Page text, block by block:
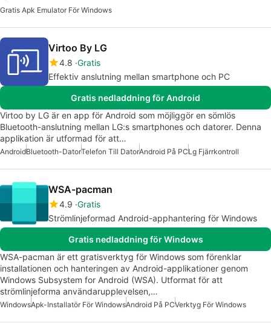
Gratis Apk Emulator För Windows
Virtoo By LG
4.8 Gratis
Effektiv anslutning mellan smartphone och PC
Gratis nedladdning för Android
Virtoo by LG är en app för Android som möjliggör en sömlös
Bluetooth-anslutning mellan LG:s smartphones och datorer. Denna
applikation är utformad för att…
AndroidBluetooth-DatorTelefon Till DatorAndroid På PCLg Fjärrkontroll
WSA-pacman
4.9 Gratis
Strömlinjeformad Android-apphantering för Windows
Gratis nedladdning för Windows
WSA-pacman är ett gratisverktyg för Windows som förenklar
installationen och hanteringen av Android-applikationer genom
Windows Subsystem for Android (WSA). Utformat för att
strömlinjeforma användarupplevelsen,…
WindowsApk-Installatör För WindowsAndroid På PCVerktyg För Windows